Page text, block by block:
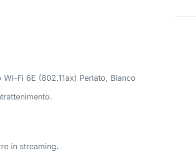
Fi 6E (802.11ax) Perlato, Bianco
in streaming.